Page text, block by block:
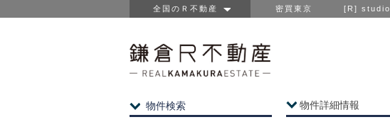
全国のＲ不動産 密買東京 [R] studio
物件詳細情報
物件検索